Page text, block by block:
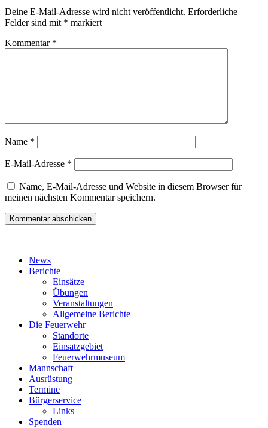
Deine E-Mail-Adresse wird nicht veröffentlicht. Erforderliche
Felder sind mit * markiert
Kommentar *
Name *
E-Mail-Adresse *
Name, E-Mail-Adresse und Website in diesem Browser für
meinen nächsten Kommentar speichern.
News
Berichte
Einsätze
Übungen
Veranstaltungen
Allgemeine Berichte
Die Feuerwehr
Standorte
Einsatzgebiet
Feuerwehrmuseum
Mannschaft
Ausrüstung
Termine
Bürgerservice
Links
Spenden